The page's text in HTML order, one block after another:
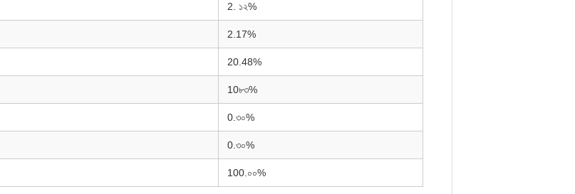
2. ১২%
2.17%
20.48%
10৮৩%
0.৩০%
0.৩০%
100.০০%